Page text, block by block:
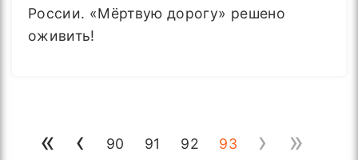
России. «Мёртвую дорогу» решено
оживить!
« ‹ 90 91 92 93 › »